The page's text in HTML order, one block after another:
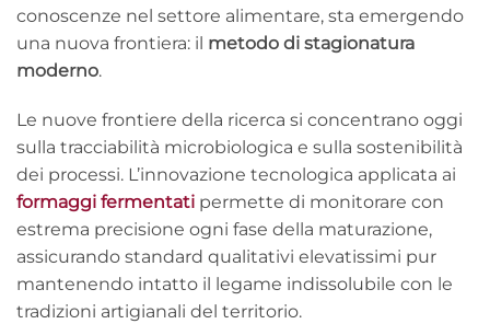
conoscenze nel settore alimentare, sta emergendo
una nuova frontiera: il metodo di stagionatura
moderno.
Le nuove frontiere della ricerca si concentrano oggi
sulla tracciabilità microbiologica e sulla sostenibilità
dei processi. L’innovazione tecnologica applicata ai
formaggi fermentati permette di monitorare con
estrema precisione ogni fase della maturazione,
assicurando standard qualitativi elevatissimi pur
mantenendo intatto il legame indissolubile con le
tradizioni artigianali del territorio.